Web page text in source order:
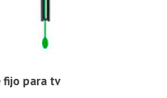
para tv